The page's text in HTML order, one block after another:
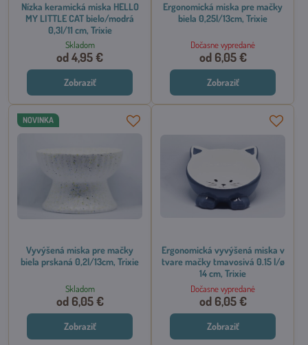
Nízka keramická miska HELLO
MY LITTLE CAT bielo/modrá
0,3l/11 cm, Trixie
Skladom
od 4,95 €
Zobraziť
Ergonomická miska pre mačky
biela 0,25l/13cm, Trixie
Dočasne vypredané
od 6,05 €
Zobraziť
NOVINKA
Vyvýšená miska pre mačky
biela prskaná 0,2l/13cm, Trixie
Skladom
od 6,05 €
Zobraziť
Ergonomická vyvýšená miska v
tvare mačky tmavosivá 0.15 l/ø
14 cm, Trixie
Dočasne vypredané
od 6,05 €
Zobraziť